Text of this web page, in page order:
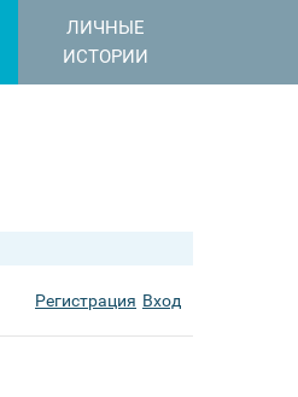
ЛИЧНЫЕ
ИСТОРИИ
Регистрация Вход